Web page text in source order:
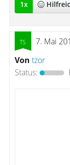
1x
7. Mai
Von tzor
Status: